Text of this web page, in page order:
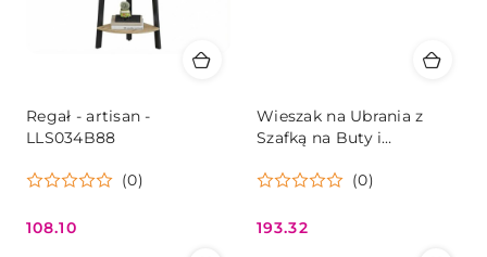
Regał - artisan -
LLS034B88
(0)
Cena:
108.10
Wieszak na Ubrania z
Szafką na Buty i
Loft
(0)
Cena:
193.32